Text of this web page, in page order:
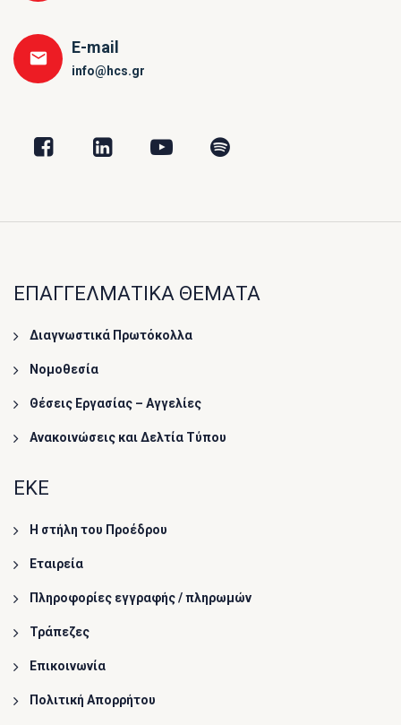
E-mail
info@hcs.gr
ΕΠΑΓΓΕΛΜΑΤΙΚΑ ΘΕΜΑΤΑ
Διαγνωστικά Πρωτόκολλα
Νομοθεσία
Θέσεις Εργασίας – Αγγελίες
Ανακοινώσεις και Δελτία Τύπου
ΕΚΕ
Η στήλη του Προέδρου
Εταιρεία
Πληροφορίες εγγραφής / πληρωμών
Τράπεζες
Επικοινωνία
Πολιτική Απορρήτου